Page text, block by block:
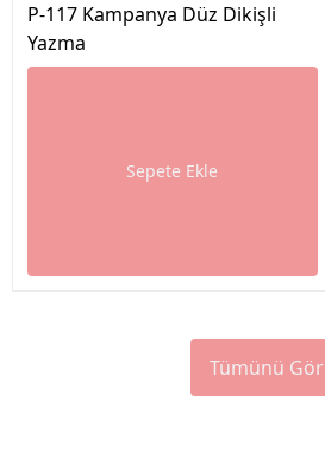
P-117 Kampanya Düz Dikişli
Yazma
Sepete Ekle
Tümünü Gör